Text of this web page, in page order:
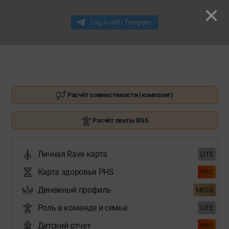
Расчёт совместимости (композит)
Расчёт пенты BG5
Личная Rave карта LITE
Карта здоровья PHS PRO
Денежный профиль MEGA
Роль в команде и семье LITE
Детский отчет PRO
×